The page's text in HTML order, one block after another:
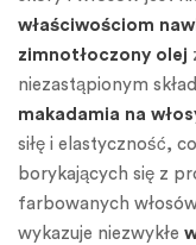
właściwościom
zimnotłoczony olej
niezastąpionym
makadamia na
siłę i elastyczność,
borykających się z
farbowanych
wykazuje niezwykłe